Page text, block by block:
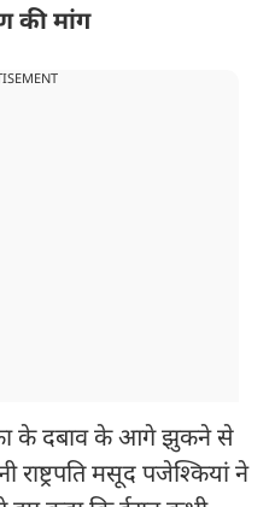
की मांग
के दबाव के आगे झुकने से
राष्ट्रपति मसूद पजेश्कियां ने